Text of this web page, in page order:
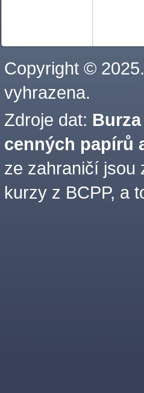
Copyright ©
vyhrazena.
Zdroje dat:
cenných papírů
ze zahraničí jsou
kurzy z BCPP, a